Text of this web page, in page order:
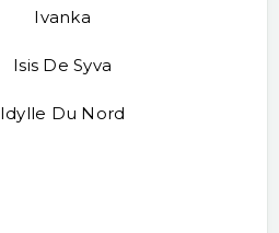
Ivanka
Isis De Syva
Idylle Du Nord